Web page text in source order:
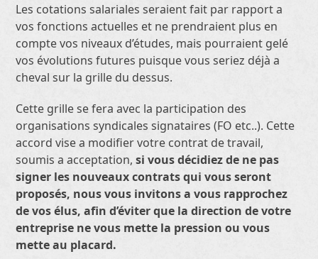
Les cotations salariales seraient fait par rapport a
vos fonctions actuelles et ne prendraient plus en
compte vos niveaux d’études, mais pourraient gelé
vos évolutions futures puisque vous seriez déjà a
cheval sur la grille du dessus.
Cette grille se fera avec la participation des
organisations syndicales signataires (FO etc..). Cette
accord vise a modifier votre contrat de travail,
soumis a acceptation,si vous décidiez de ne pas
signer les nouveaux contrats qui vous seront
proposés, nous vous invitons a vous rapprochez
de vos élus, afin d’éviter que la direction de votre
entreprise ne vous mette la pression ou vous
mette au placard.